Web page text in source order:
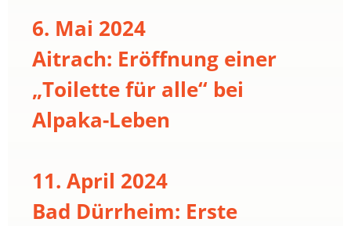
6. Mai 2024
Aitrach: Eröffnung einer
„Toilette für alle“ bei
Alpaka-Leben
11. April 2024
Bad Dürrheim: Erste